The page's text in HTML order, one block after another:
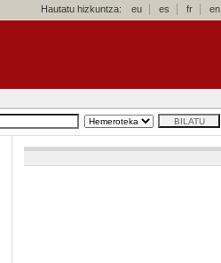
Hautatu hizkuntza: eu es fr en